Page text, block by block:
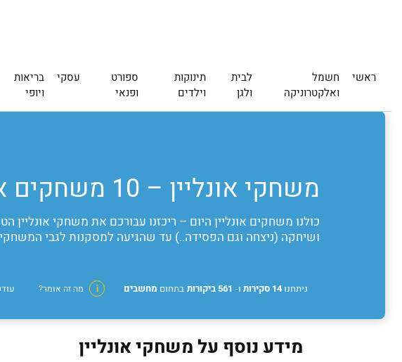
ראשי
חשמל
ואלקטרוניקה
לבית
ולגן
תינוקות
וילדים
ספורט
ופנאי
עסקי
בריאות
ויופי
משחקי אונליין – 10 משחקים אונליין הטובים ביותר מעודכן 2026
כולנו משחקים אונליין היום – ריכזנו עבורכם את משחקי
ושיחקה (ניצחה וגם הפסידה..) עד שהגיעה למסקנות לגבי
ניתחנו14 סקירות ו- 561 ביקורות בתחום מחשבים i מה זה אומר? עודכן ב-
מידע נוסף על משחקי אונליין